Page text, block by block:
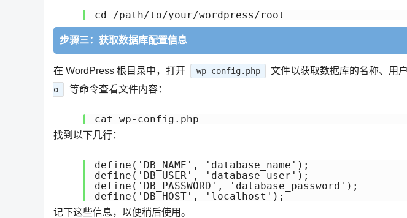
步骤三：获取数据库配置信息
在 WordPress 根目录中，打开 wp-config.php 文件以获取数据库的名称、用
o
等命令查看文件内容：
找到以下几行：
define('DB_NAME', 'database_name');
define('DB_USER', 'database_user');
define('DB_PASSWORD', 'database_password');
记下这些信息，以便稍后使用。